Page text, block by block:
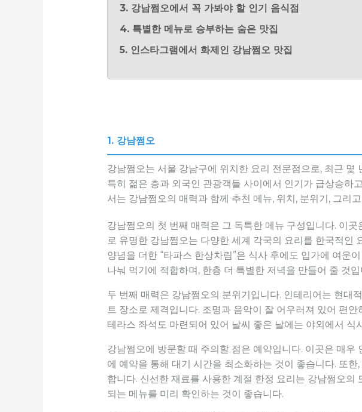
3. 강남쩜오에서 꼭 가봐야 할 인기 음식점
4. 특별한 메뉴로 승부하는 숨은 맛집
5. 인스타그램에서 화제인 강남쩜오 맛집
1. 강남쩜오
강남쩜오는 서울 강남구에 위치한 요리 전문점으로, 최근
특히 젊은 층과 외국인 관광객들 사이에서 인기가 급상승하
서는 강남쩜오의 매력과 함께 추천 메뉴, 위치, 분위기, 그리
강남쩜오의 첫 번째 매력은 그 독특한 메뉴 구성입니다. 이
로 유명한 강남쩜오는 다양한 세계 각국의 요리를 한국적인
양념을 더한 “타파스 한상차림”은 식사 후에도 입가에 여운
나눠 먹기에 적합하며, 한층 더 특별한 저녁을 만들어 줄 것입
두 번째 매력은 강남쩜오의 분위기입니다. 인테리어는 현대
트 장소로 제격입니다. 조명과 음악이 잘 어우러져 있어 편
테라스 좌석도 마련되어 있어 날씨 좋은 날에는 야외에서 식
강남쩜오에 방문할 때 주의할 점은 예약입니다. 이곳은 매
에 예약을 통해 대기 시간을 최소화하는 것이 좋습니다. 또
합니다. 신선한 재료를 사용한 계절 한정 요리는 강남쩜오
되는 메뉴를 미리 확인하는 것이 좋습니다.